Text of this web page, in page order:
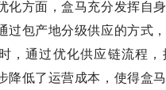
化方面，盒马充分发挥自
过包产地分级供应的方式
，通过优化供应链流程
降低了运营成本，使得盒